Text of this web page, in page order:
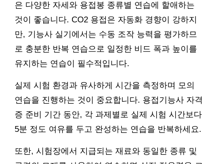
은 다양한 자세와 용접봉 종류별 연습에 할애하는
것이 좋습니다. CO2 용접은 자동화 경향이 강하지
만, 기능사 실기에서는 수동 조작 능력을 평가하므
로 충분한 반복 연습으로 일정한 비드 폭과 높이를
유지하는 연습이 필수적입니다.
실제 시험 환경과 유사하게 시간을 측정하며 모의
연습을 진행하는 것이 중요합니다. 용접기능사 자격
증 준비 기간 동안, 각 과제별로 실제 시험 시간보다
5분 정도 여유를 두고 완성하는 연습을 반복하세요.
또한, 시험장에서 지급되는 재료와 동일한 종류 및